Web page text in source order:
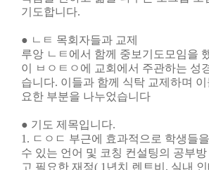
기도합니다.
● ㄴㅌ 목회자들과 교제
루앙 ㄴㅌ 에서 함께 중보기도모임을
이
ㅂㅇㅌㅇ에 교회에서 주관하는 성
습니다. 이들과 함께 식탁 교제하며
요한 부분을 나누었습니다
● 기도 제목입니다.
1. ㄷㅇㄷ 부근에 효과적으로 학생들
수 있는 언어 및 코칭 컨설팅의 공부방
고 필요한 재정( 1년치 렌트비, 실내